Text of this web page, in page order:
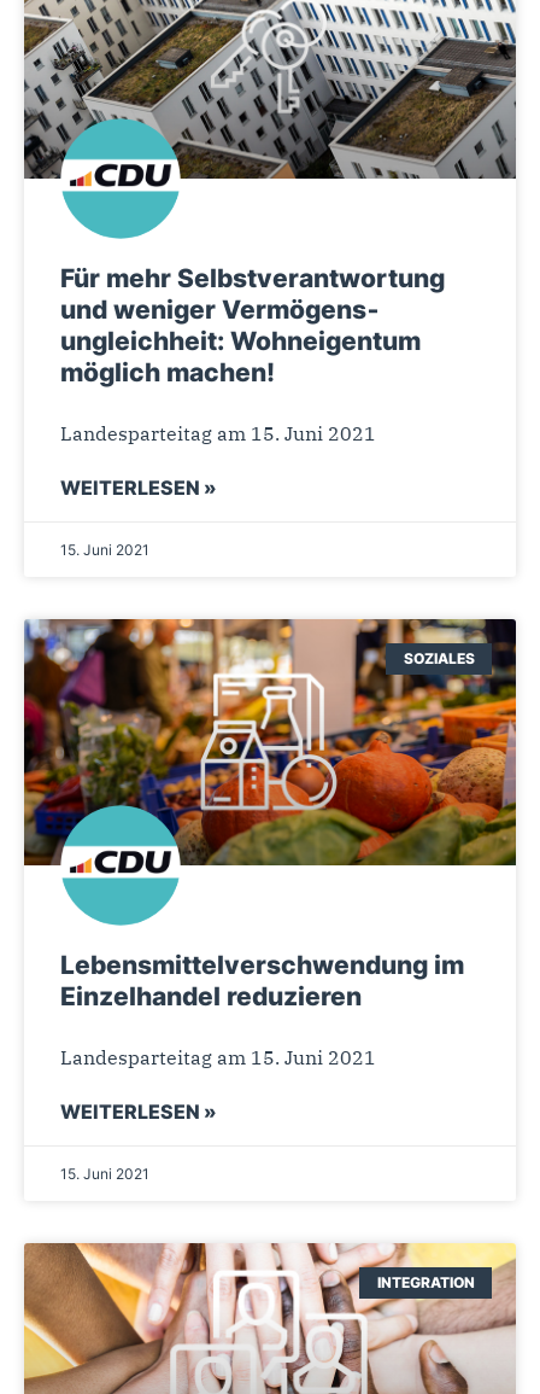
Für mehr Selbst­verantwortung
und weniger Vermögens­
ungleichheit: Wohn­eigentum
möglich machen!
Landesparteitag am 15. Juni 2021
WEITERLESEN »
15. Juni 2021
SOZIALES
Lebensmittelverschwendung im
Einzelhandel reduzieren
Landesparteitag am 15. Juni 2021
WEITERLESEN »
15. Juni 2021
INTEGRATION